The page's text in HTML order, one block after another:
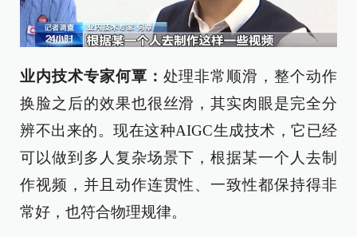
业内技术专家何覃： 处理非常顺滑，整个动作
换脸之后的效果也很丝滑，其实肉眼是完全分
辨不出来的。现在这种AIGC生成技术，它已经
可以做到多人复杂场景下，根据某一个人去制
作视频，并且动作连贯性、一致性都保持得非
常好，也符合物理规律。